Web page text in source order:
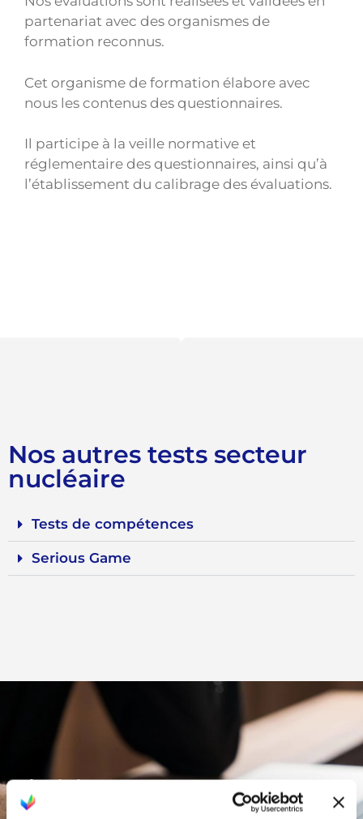
partenariat avec des organismes de
formation reconnus.
Cet organisme de formation élabore avec
nous les contenus des questionnaires.
Il participe à la veille normative et
réglementaire des questionnaires, ainsi qu’à
l’établissement du calibrage des évaluations.
Nos autres tests secteur
nucléaire
Tests de compétences
Serious Game
Choisissez et essayez